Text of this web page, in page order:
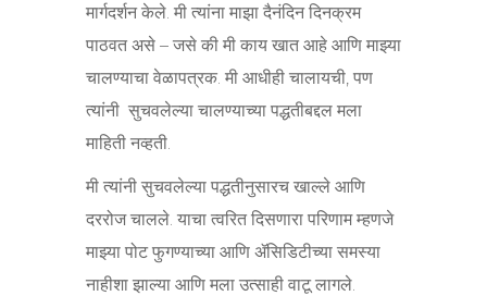
मार्गदर्शन केले. मी त्यांना माझा दैनंदिन दिनक्रम
पाठवत असे – जसे की मी काय खात आहे आणि माझ्या
चालण्याचा वेळापत्रक. मी आधीही चालायची, पण
त्यांनी सुचवलेल्या चालण्याच्या पद्धतीबद्दल मला
माहिती नव्हती.
मी त्यांनी सुचवलेल्या पद्धतीनुसारच खाल्ले आणि
दररोज चालले. याचा त्वरित दिसणारा परिणाम म्हणजे
माझ्या पोट फुगण्याच्या आणि ॲसिडिटीच्या समस्या
नाहीशा झाल्या आणि मला उत्साही वाटू लागले.